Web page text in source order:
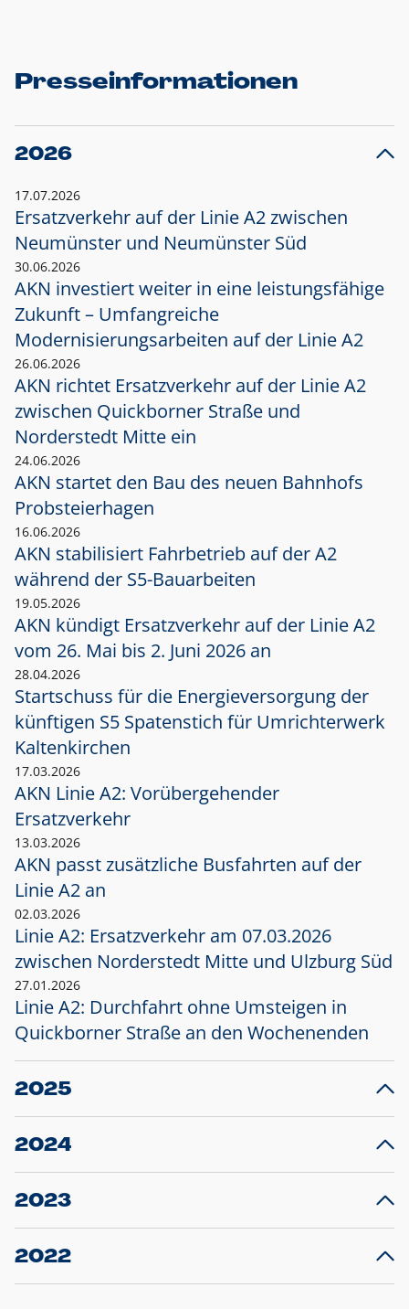
Presseinformationen
2026
17.07.2026
Ersatzverkehr auf der Linie A2 zwischen
Neumünster und Neumünster Süd
30.06.2026
AKN investiert weiter in eine leistungsfähige
Zukunft – Umfangreiche
Modernisierungsarbeiten auf der Linie A2
26.06.2026
AKN richtet Ersatzverkehr auf der Linie A2
zwischen Quickborner Straße und
Norderstedt Mitte ein
24.06.2026
AKN startet den Bau des neuen Bahnhofs
Probsteierhagen
16.06.2026
AKN stabilisiert Fahrbetrieb auf der A2
während der S5-Bauarbeiten
19.05.2026
AKN kündigt Ersatzverkehr auf der Linie A2
vom 26. Mai bis 2. Juni 2026 an
28.04.2026
Startschuss für die Energieversorgung der
künftigen S5 Spatenstich für Umrichterwerk
Kaltenkirchen
17.03.2026
AKN Linie A2: Vorübergehender
Ersatzverkehr
13.03.2026
AKN passt zusätzliche Busfahrten auf der
Linie A2 an
02.03.2026
Linie A2: Ersatzverkehr am 07.03.2026
zwischen Norderstedt Mitte und Ulzburg Süd
27.01.2026
Linie A2: Durchfahrt ohne Umsteigen in
Quickborner Straße an den Wochenenden
2025
23.12.2025
Projekt S5: Start der Bauarbeiten am
2024
10.12.2024
Großprojekt S5: Sperrung der Bahnstraße in
2023
20.12.2023
Schleswig-Holstein verlängert den
2022
22.12.2022